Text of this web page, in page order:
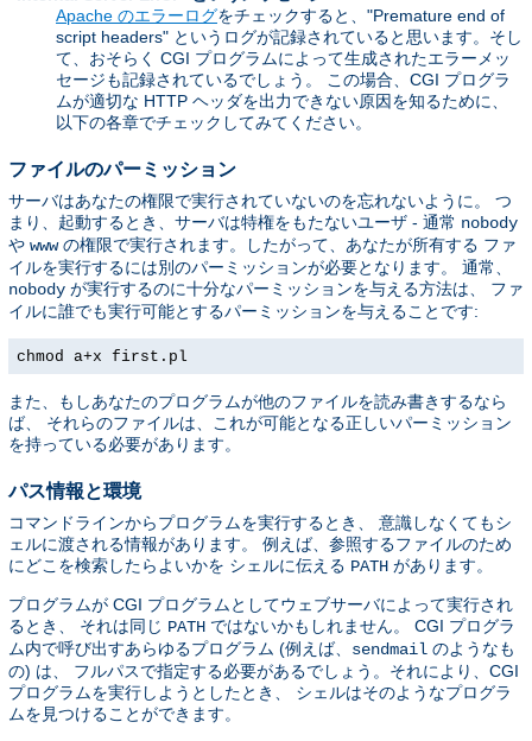
Apache のエラーログをチェックすると、"Premature end of
script headers" というログが記録されていると思います。そし
て、おそらく CGI プログラムによって生成されたエラーメッ
セージも記録されているでしょう。 この場合、CGI プログラ
ムが適切な HTTP ヘッダを出力できない原因を知るために、
以下の各章でチェックしてみてください。
ファイルのパーミッション
サーバはあなたの権限で実行されていないのを忘れないように。 つ
まり、起動するとき、サーバは特権をもたないユーザ - 通常 nobody
や wwwの権限で実行されます。したがって、あなたが所有する ファ
イルを実行するには別のパーミッションが必要となります。 通常、
nobody が実行するのに十分なパーミッションを与える方法は、 ファ
イルに誰でも実行可能とするパーミッションを与えることです:
chmod a+x first.pl
また、もしあなたのプログラムが他のファイルを読み書きするなら
ば、 それらのファイルは、これが可能となる正しいパーミッション
を持っている必要があります。
パス情報と環境
コマンドラインからプログラムを実行するとき、 意識しなくてもシ
ェルに渡される情報があります。 例えば、参照するファイルのため
にどこを検索したらよいかを シェルに伝える PATH があります。
プログラムが CGI プログラムとしてウェブサーバによって実行され
るとき、 それは同じ PATH ではないかもしれません。 CGI プログラ
ム内で呼び出すあらゆるプログラム (例えば、 sendmail のようなも
の) は、 フルパスで指定する必要があるでしょう。それにより、CGI
プログラムを実行しようとしたとき、 シェルはそのようなプログラ
ムを見つけることができます。